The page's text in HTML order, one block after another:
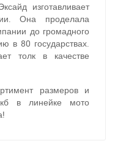
изготавливает
Она проделала
до громадного
в 80 государствах.
толк в качестве
размеров и
в линейке мото